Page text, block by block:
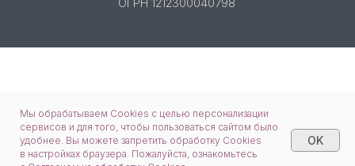
Мы обрабатываем Cookies с целью персонализации
сервисов и для того, чтобы пользоваться сайтом было
удобнее. Вы можете запретить обработку Cookies
в настройках браузера. Пожалуйста, ознакомьтесь
OK